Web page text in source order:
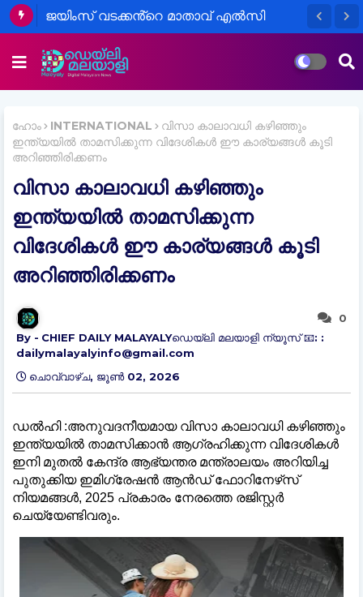
ജയിംസ് വടക്കൻ്റെ മാതാവ് എൽസി
നിര്യാതയായി.
ഹോം INTERNATIONAL
വിസാ കാലാവധി കഴിഞ്ഞും
ഇന്ത്യയിൽ താമസിക്കുന്ന വിദേശികൾ ഈ കാര്യങ്ങൾ കൂടി
അറിഞ്ഞിരിക്കണം
വിസാ കാലാവധി കഴിഞ്ഞും
ഇന്ത്യയിൽ താമസിക്കുന്ന
വിദേശികൾ ഈ കാര്യങ്ങൾ കൂടി
അറിഞ്ഞിരിക്കണം
0
CHIEF DAILY MALAYALYഡെയ്‌ലി മലയാളി ന്യൂസ് 📧: :
dailymalayalyinfo@gmail.com
ചൊവ്വാഴ്ച, ജൂൺ 02, 2026
ഡൽഹി :അനുവദനീയമായ വിസാ കാലാവധി കഴിഞ്ഞും
ഇന്ത്യയിൽ താമസിക്കാൻ ആഗ്രഹിക്കുന്ന വിദേശികൾ
ഇനി മുതൽ കേന്ദ്ര ആഭ്യന്തര മന്ത്രാലയം അറിയിച്ച
പുതുക്കിയ ഇമിഗ്രേഷൻ ആൻഡ് ഫോറിനേഴ്‌സ്
നിയമങ്ങൾ, 2025 പ്രകാരം നേരത്തെ രജിസ്റ്റർ
ചെയ്യേണ്ടിവരും.